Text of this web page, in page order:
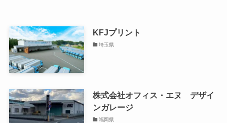
KFJプリント
埼玉県
株式会社オフィス・エヌ デザイ
ンガレージ
福岡県